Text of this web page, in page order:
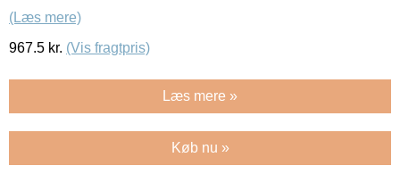
(Læs mere)
967.5 kr. (Vis fragtpris)
Læs mere »
Køb nu »